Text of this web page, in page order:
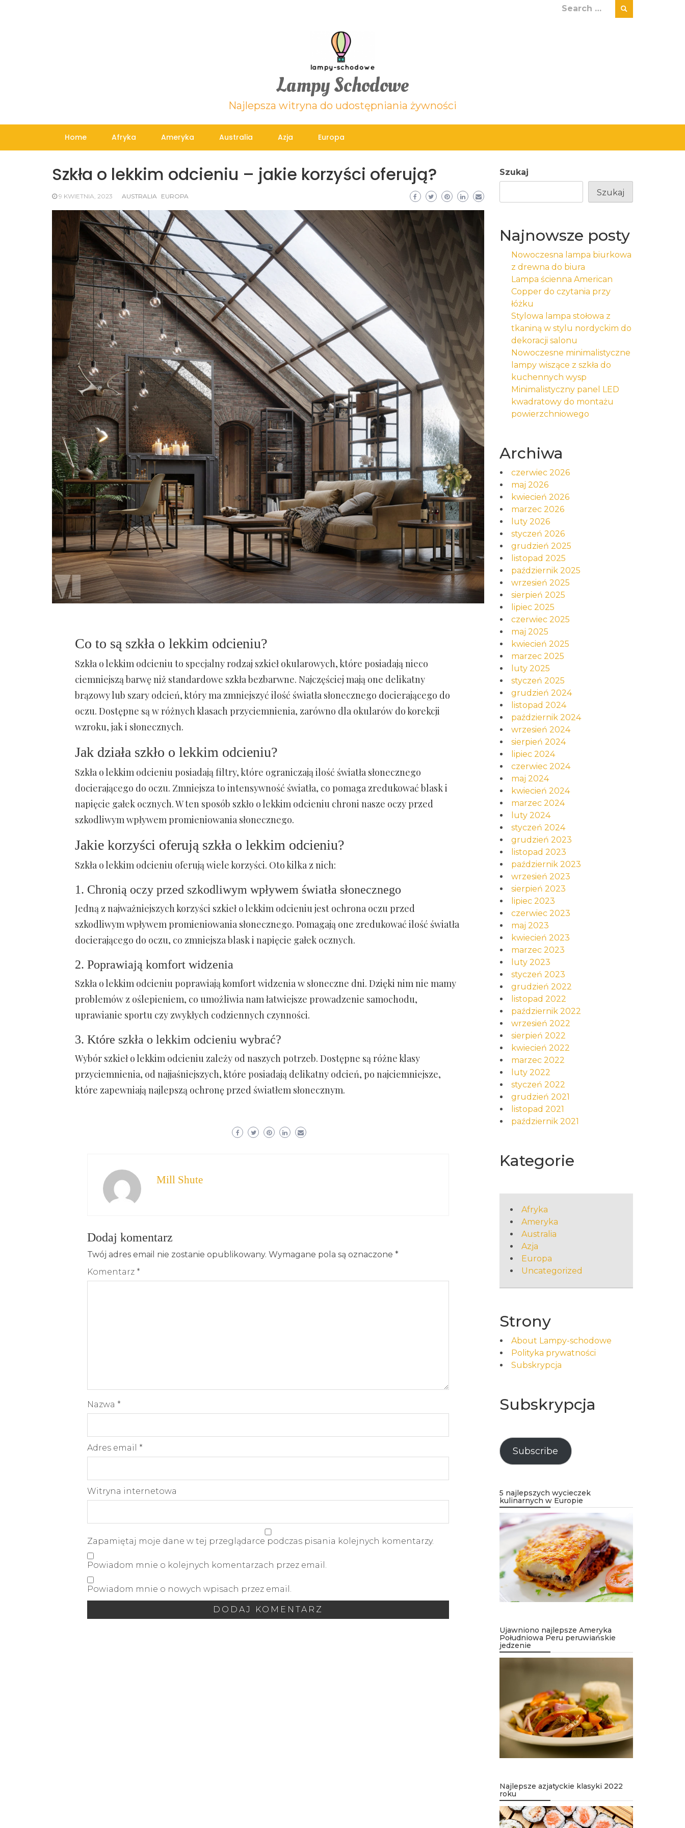
Search
Lampy Schodowe
Najlepsza witryna do udostępniania żywności
Home Afryka Ameryka Australia Azja Europa
Szkła o lekkim odcieniu – jakie korzyści oferują?
9 KWIETNIA, 2023 AUSTRALIA EUROPA
Co to są szkła o lekkim odcieniu?
Szkła o lekkim odcieniu to specjalny rodzaj szkieł okularowych, które posiadają nieco
ciemniejszą barwę niż standardowe szkła bezbarwne. Najczęściej mają one delikatny
brązowy lub szary odcień, który ma zmniejszyć ilość światła słonecznego docierającego do
oczu. Dostępne są w różnych klasach przyciemnienia, zarówno dla okularów do korekcji
wzroku, jak i słonecznych.
Jak działa szkło o lekkim odcieniu?
Szkła o lekkim odcieniu posiadają filtry, które ograniczają ilość światła słonecznego
docierającego do oczu. Zmniejsza to intensywność światła, co pomaga zredukować blask i
napięcie gałek ocznych. W ten sposób szkło o lekkim odcieniu chroni nasze oczy przed
szkodliwym wpływem promieniowania słonecznego.
Jakie korzyści oferują szkła o lekkim odcieniu?
Szkła o lekkim odcieniu oferują wiele korzyści. Oto kilka z nich:
1. Chronią oczy przed szkodliwym wpływem światła słonecznego
Jedną z najważniejszych korzyści szkieł o lekkim odcieniu jest ochrona oczu przed
szkodliwym wpływem promieniowania słonecznego. Pomagają one zredukować ilość światła
docierającego do oczu, co zmniejsza blask i napięcie gałek ocznych.
2. Poprawiają komfort widzenia
Szkła o lekkim odcieniu poprawiają komfort widzenia w słoneczne dni. Dzięki nim nie mamy
problemów z oślepieniem, co umożliwia nam łatwiejsze prowadzenie samochodu,
uprawianie sportu czy zwykłych codziennych czynności.
3. Które szkła o lekkim odcieniu wybrać?
Wybór szkieł o lekkim odcieniu zależy od naszych potrzeb. Dostępne są różne klasy
przyciemnienia, od najjaśniejszych, które posiadają delikatny odcień, po najciemniejsze,
które zapewniają najlepszą ochronę przed światłem słonecznym.
Mill Shute
Dodaj komentarz
Twój adres email nie zostanie opublikowany. Wymagane pola są oznaczone *
Komentarz *
Nazwa *
Adres email *
Witryna internetowa
Zapamiętaj moje dane w tej przeglądarce podczas pisania kolejnych komentarzy.
Powiadom mnie o kolejnych komentarzach przez email.
Powiadom mnie o nowych wpisach przez email.
Szukaj
Szukaj
Najnowsze posty
Nowoczesna lampa biurkowa
z drewna do biura
Lampa ścienna American
Copper do czytania przy
łóżku
Stylowa lampa stołowa z
tkaniną w stylu nordyckim do
dekoracji salonu
Nowoczesne minimalistyczne
lampy wiszące z szkła do
kuchennych wysp
Minimalistyczny panel LED
kwadratowy do montażu
powierzchniowego
Archiwa
czerwiec 2026
maj 2026
kwiecień 2026
marzec 2026
luty 2026
styczeń 2026
grudzień 2025
listopad 2025
październik 2025
wrzesień 2025
sierpień 2025
lipiec 2025
czerwiec 2025
maj 2025
kwiecień 2025
marzec 2025
luty 2025
styczeń 2025
grudzień 2024
listopad 2024
październik 2024
wrzesień 2024
sierpień 2024
lipiec 2024
czerwiec 2024
maj 2024
kwiecień 2024
marzec 2024
luty 2024
styczeń 2024
grudzień 2023
listopad 2023
październik 2023
wrzesień 2023
sierpień 2023
lipiec 2023
czerwiec 2023
maj 2023
kwiecień 2023
marzec 2023
luty 2023
styczeń 2023
grudzień 2022
listopad 2022
październik 2022
wrzesień 2022
sierpień 2022
kwiecień 2022
marzec 2022
luty 2022
styczeń 2022
grudzień 2021
listopad 2021
październik 2021
Kategorie
Afryka
Ameryka
Australia
Azja
Europa
Uncategorized
Strony
About Lampy-schodowe
Polityka prywatności
Subskrypcja
Subskrypcja
Subscribe
5 najlepszych wycieczek
kulinarnych w Europie
Ujawniono najlepsze Ameryka
Południowa Peru peruwiańskie
jedzenie
Najlepsze azjatyckie klasyki 2022
roku